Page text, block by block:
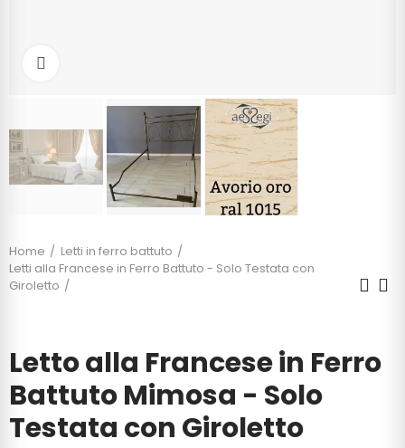
Home
Letti in ferro battuto
Letti alla Francese in Ferro Battuto - Solo Testata con
Giroletto
Letto alla Francese in Ferro
Battuto Mimosa - Solo
Testata con Giroletto